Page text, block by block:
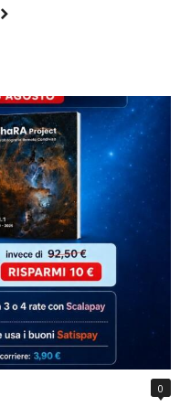
0